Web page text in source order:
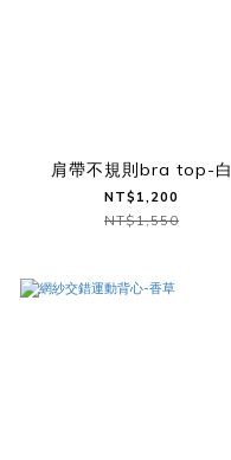
肩帶不規則bra top-白
NT$1,200
NT$1,550